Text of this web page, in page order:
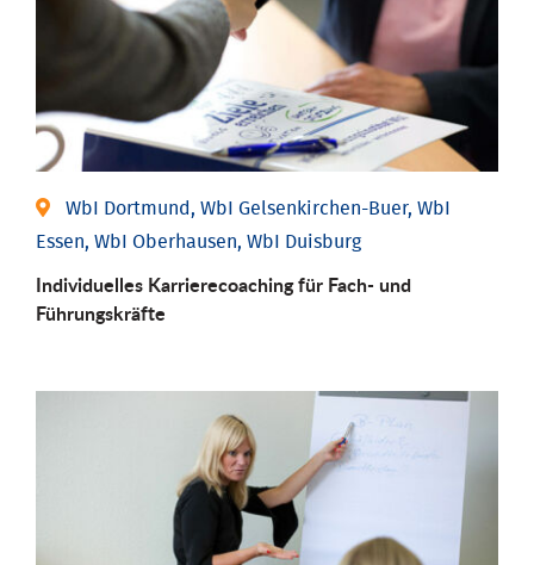
WbI Dortmund, WbI Gelsenkirchen-Buer, WbI
Essen, WbI Oberhausen, WbI Duisburg
Individu­elles Karrierecoaching für Fach-­ und
Führungs­kräfte